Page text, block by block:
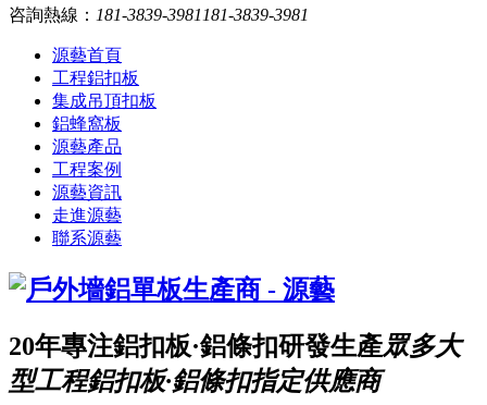
咨詢熱線： 181-3839-3981 181-3839-3981
源藝首頁
工程鋁扣板
集成吊頂扣板
鋁蜂窩板
源藝產品
工程案例
源藝資訊
走進源藝
聯系源藝
20年專注鋁扣板·鋁條扣研發生產眾多大
型工程鋁扣板·鋁條扣指定供應商